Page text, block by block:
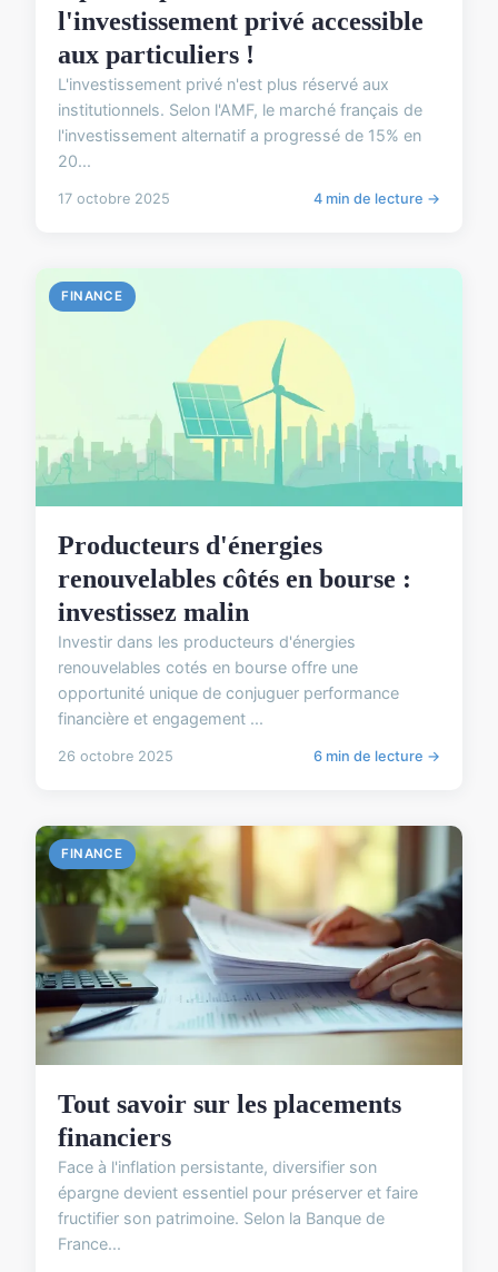
l'investissement privé accessible
aux particuliers !
L'investissement privé n'est plus réservé aux
institutionnels. Selon l'AMF, le marché français de
l'investissement alternatif a progressé de 15% en
20...
17 octobre 2025 4 min de lecture →
FINANCE
Producteurs d'énergies
renouvelables côtés en bourse :
investissez malin
Investir dans les producteurs d'énergies
renouvelables cotés en bourse offre une
opportunité unique de conjuguer performance
financière et engagement ...
26 octobre 2025 6 min de lecture →
FINANCE
Tout savoir sur les placements
financiers
Face à l'inflation persistante, diversifier son
épargne devient essentiel pour préserver et faire
fructifier son patrimoine. Selon la Banque de
France...